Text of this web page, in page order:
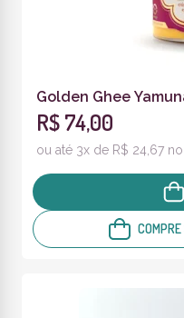
Golden Ghee
pimenta preta e
R$ 74,00
ou até 3x de R$ 24,67